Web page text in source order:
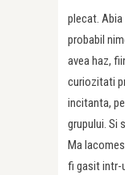
plecat.
probabil
avea haz,
curiozitati
incitanta,
grupului. Si
Ma
fi gasit intr-